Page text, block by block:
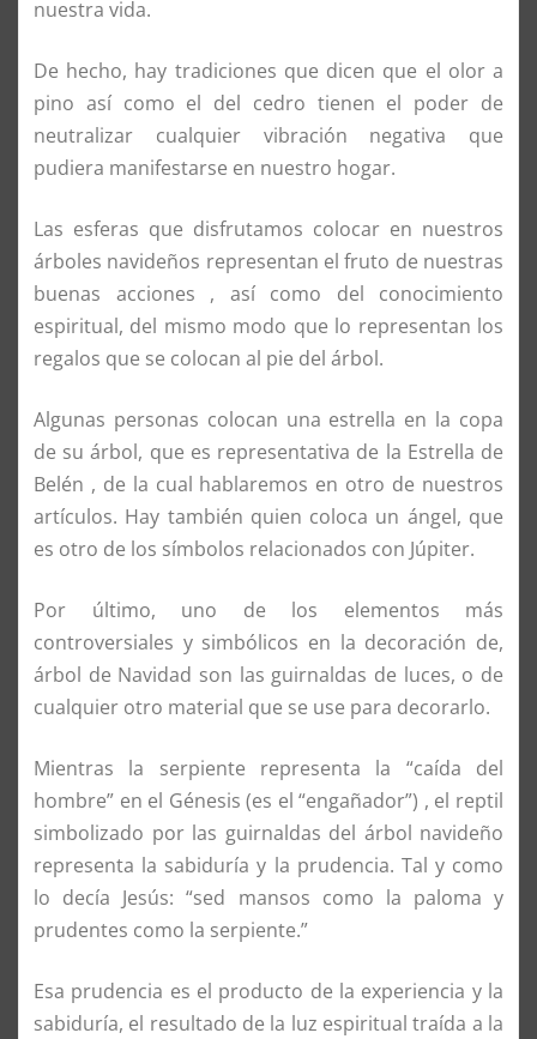
nuestra vida.
De hecho, hay tradiciones que dicen que el olor a
pino así como el del cedro tienen el poder de
neutralizar cualquier vibración negativa que
pudiera manifestarse en nuestro hogar.
Las esferas que disfrutamos colocar en nuestros
árboles navideños representan el fruto de nuestras
buenas acciones , así como del conocimiento
espiritual, del mismo modo que lo representan los
regalos que se colocan al pie del árbol.
Algunas personas colocan una estrella en la copa
de su árbol, que es representativa de la Estrella de
Belén , de la cual hablaremos en otro de nuestros
artículos. Hay también quien coloca un ángel, que
es otro de los símbolos relacionados con Júpiter.
Por último, uno de los elementos más
controversiales y simbólicos en la decoración de,
árbol de Navidad son las guirnaldas de luces, o de
cualquier otro material que se use para decorarlo.
Mientras la serpiente representa la “caída del
hombre” en el Génesis (es el “engañador”) , el reptil
simbolizado por las guirnaldas del árbol navideño
representa la sabiduría y la prudencia. Tal y como
lo decía Jesús: “sed mansos como la paloma y
prudentes como la serpiente.”
Esa prudencia es el producto de la experiencia y la
sabiduría, el resultado de la luz espiritual traída a la